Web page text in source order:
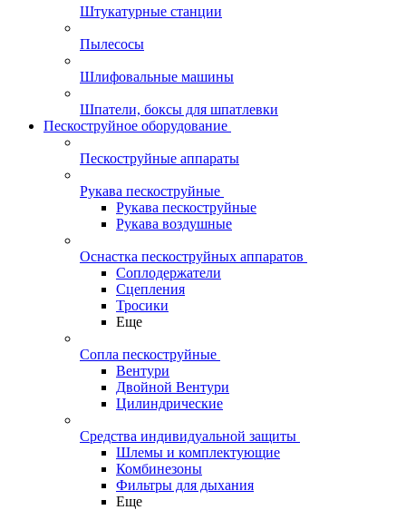
Штукатурные станции
Пылесосы
Шлифовальные машины
Шпатели, боксы для шпатлевки
Пескоструйное оборудование
Пескоструйные аппараты
Рукава пескоструйные
Рукава пескоструйные
Рукава воздушные
Оснастка пескоструйных аппаратов
Соплодержатели
Сцепления
Тросики
Еще
Сопла пескоструйные
Вентури
Двойной Вентури
Цилиндрические
Средства индивидуальной защиты
Шлемы и комплектующие
Комбинезоны
Фильтры для дыхания
Еще